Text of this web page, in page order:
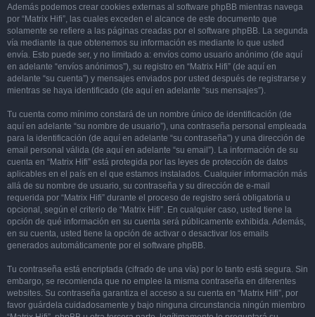
Además podemos crear cookies externas al software phpBB mientras navega
por “Matrix Hifi”, las cuales exceden el alcance de este documento que
solamente se refiere a las páginas creadas por el software phpBB. La segunda
vía mediante la que obtenemos su información es mediante lo que usted
envía. Esto puede ser, y no limitado a: envíos como usuario anónimo (de aquí
en adelante “envíos anónimos”), su registro en “Matrix Hifi” (de aquí en
adelante “su cuenta”) y mensajes enviados por usted después de registrarse y
mientras se haya identificado (de aquí en adelante “sus mensajes”).
Tu cuenta como mínimo constará de un nombre único de identificación (de
aquí en adelante “su nombre de usuario”), una contraseña personal empleada
para la identificación (de aquí en adelante “su contraseña”) y una dirección de
email personal válida (de aquí en adelante “su email”). La información de su
cuenta en “Matrix Hifi” está protegida por las leyes de protección de datos
aplicables en el país en el que estamos instalados. Cualquier información más
allá de su nombre de usuario, su contraseña y su dirección de e-mail
requerida por “Matrix Hifi” durante el proceso de registro será obligatoria u
opcional, según el criterio de “Matrix Hifi”. En cualquier caso, usted tiene la
opción de qué información en su cuenta será públicamente exhibida. Además,
en su cuenta, usted tiene la opción de activar o desactivar los emails
generados automáticamente por el software phpBB.
Tu contraseña está encriptada (cifrado de una vía) por lo tanto está segura. Sin
embargo, se recomienda que no emplee la misma contraseña en diferentes
websites. Su contraseña garantiza el acceso a su cuenta en “Matrix Hifi”, por
favor guárdela cuidadosamente y bajo ninguna circunstancia ningún miembro